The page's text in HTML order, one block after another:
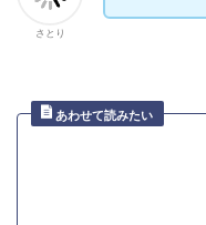
さとり